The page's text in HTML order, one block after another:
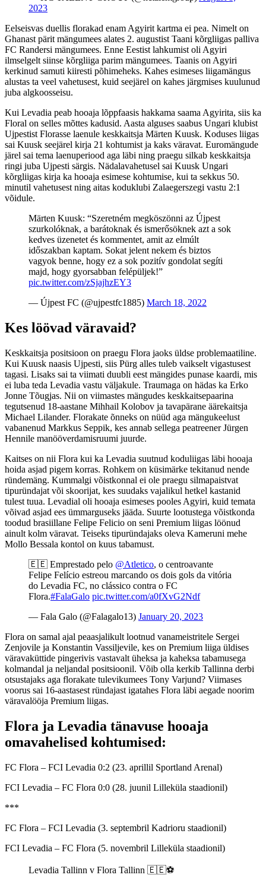
2023
Eelseisvas duellis florakad enam Agyirit kartma ei pea. Nimelt on
Ghanast pärit mängumees alates 2. augustist Taani kõrgliigas palliva
FC Randersi mängumees. Enne Eestist lahkumist oli Agyiri
ilmselgelt siinse kõrgliiga parim mängumees. Taanis on Agyiri
kerkinud samuti kiiresti põhimeheks. Kahes esimeses liigamängus
alustas ta veel vahetusest, kuid seejärel on kahes järgmises kuulunud
juba algkoosseisu.
Kui Levadia peab hooaja lõppfaasis hakkama saama Agyirita, siis ka
Floral on selles mõttes kadusid. Aasta alguses saabus Ungari klubist
Ujpestist Florasse laenule keskkaitsja Märten Kuusk. Koduses liigas
sai Kuusk seejärel kirja 21 kohtumist ja kaks väravat. Euromängude
järel sai tema laenuperiood aga läbi ning praegu silkab keskkaitsja
ringi juba Ujpesti särgis. Nädalavahetusel sai Kuusk Ungari
kõrgliigas kirja ka hooaja esimese kohtumise, kui ta sekkus 50.
minutil vahetusest ning aitas koduklubi Zalaegerszegi vastu 2:1
võidule.
Märten Kuusk: “Szeretném megköszönni az Újpest
szurkolóknak, a barátoknak és ismerősöknek azt a sok
kedves üzenetet és kommentet, amit az elmúlt
időszakban kaptam. Sokat jelent nekem és biztos
vagyok benne, hogy ez a sok pozitív gondolat segíti
majd, hogy gyorsabban felépüljek!”
pic.twitter.com/zSjajhzEY3
— Újpest FC (@ujpestfc1885) March 18, 2022
Kes löövad väravaid?
Keskkaitsja positsioon on praegu Flora jaoks üldse problemaatiline.
Kui Kuusk naasis Ujpesti, siis Pürg alles tuleb vaikselt vigastusest
tagasi. Lisaks sai ta viimati duubli eest mängides punase kaardi, mis
ei luba teda Levadia vastu väljakule. Traumaga on hädas ka Erko
Jonne Tõugjas. Nii on viimastes mängudes keskkaitsepaarina
tegutsenud 18-aastane Mihhail Kolobov ja tavapärane äärekaitsja
Michael Lilander. Florakate õnneks on nüüd aga mängukeelust
vabanenud Markkus Seppik, kes annab sellega peatreener Jürgen
Hennile manööverdamisruumi juurde.
Kaitses on nii Flora kui ka Levadia suutnud koduliigas läbi hooaja
hoida asjad pigem korras. Rohkem on küsimärke tekitanud nende
ründemäng. Kummalgi võistkonnal ei ole praegu silmapaistvat
tipuründajat või skoorijat, kes suudaks vajalikul hetkel kastanid
tulest tuua. Levadial oli hooaja esimeses pooles Agyiri, kuid temata
võivad asjad ees ümmarguseks jääda. Suurte lootustega võistkonda
toodud brasiillane Felipe Felicio on seni Premium liigas löönud
ainult kolm väravat. Teiseks tipuründajaks oleva Kameruni mehe
Mollo Bessala kontol on kuus tabamust.
🇪🇪 Emprestado pelo @Atletico, o centroavante
Felipe Felício estreou marcando os dois gols da vitória
do Levadia FC, no clássico contra o FC
Flora.#FalaGalo pic.twitter.com/a0fXvG2Ndf
— Fala Galo (@Falagalo13) January 20, 2023
Flora on samal ajal peaasjalikult lootnud vanameistritele Sergei
Zenjovile ja Konstantin Vassiljevile, kes on Premium liiga üldises
väravaküttide pingerivis vastavalt üheksa ja kaheksa tabamusega
kolmandal ja neljandal positsioonil. Võib olla kerkib Tallinna derbi
otsustajaks aga florakate tulevikumees Tony Varjund? Viimases
voorus sai 16-aastasest ründajast igatahes Flora läbi aegade noorim
väravalööja Premium liigas.
Flora ja Levadia tänavuse hooaja
omavahelised kohtumised:
FC Flora – FCI Levadia 0:2 (23. aprillil Sportland Arenal)
FCI Levadia – FC Flora 0:0 (28. juunil Lilleküla staadionil)
***
FC Flora – FCI Levadia (3. septembril Kadrioru staadionil)
FCI Levadia – FC Flora (5. novembril Lilleküla staadionil)
Levadia Tallinn v Flora Tallinn 🇪🇪⚽